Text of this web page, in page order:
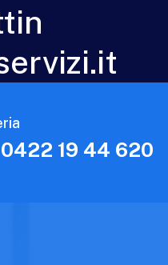
19 44 620